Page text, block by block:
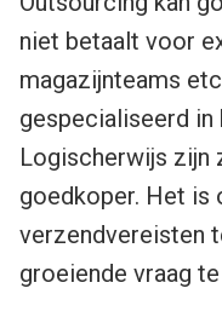
niet betaalt voor
magazijnteams
gespecialiseerd in
Logischerwijs zijn
goedkoper. Het is
verzendvereisten
groeiende vraag